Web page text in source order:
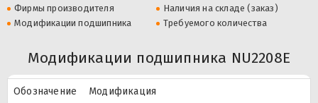
Фирмы производителя
Наличия на складе (заказ)
Модификации подшипника
Требуемого количества
Модификации подшипника NU2208E
Обозначение
Модификация